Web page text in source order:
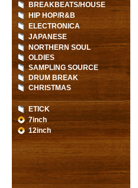
BREAKBEATS/HOUSE
HIP HOP/R&B
ELECTRONICA
JAPANESE
NORTHERN SOUL
OLDIES
SAMPLING SOURCE
DRUM BREAK
CHRISTMAS
ETICK
7inch
12inch